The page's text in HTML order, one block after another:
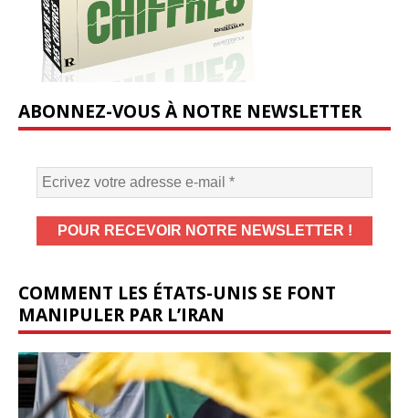
ABONNEZ-VOUS À NOTRE NEWSLETTER
COMMENT LES ÉTATS-UNIS SE FONT
MANIPULER PAR L’IRAN